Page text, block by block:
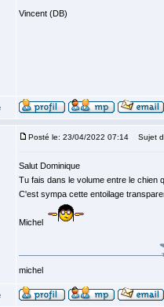
Vincent (DB)
Posté le: 23/04/2022 07:14 Sujet
Salut Dominique
Tu fais dans le volume entre le chien
C'est sympa cette entoilage
Michel
michel